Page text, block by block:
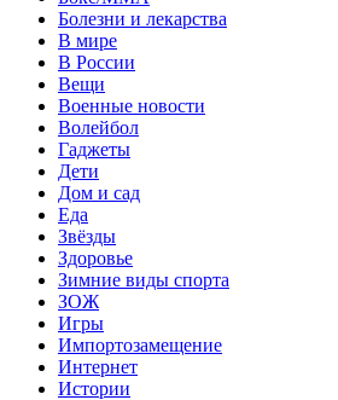
Болезни и лекарства
В мире
В России
Вещи
Военные новости
Волейбол
Гаджеты
Дети
Дом и сад
Еда
Звёзды
Здоровье
Зимние виды спорта
ЗОЖ
Игры
Импортозамещение
Интернет
Истории